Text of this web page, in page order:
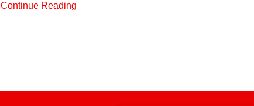
Continue Reading